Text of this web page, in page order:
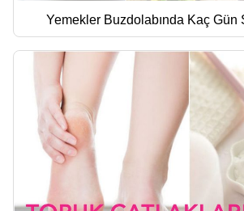
Yemekler Buzdolabında Kaç Gün